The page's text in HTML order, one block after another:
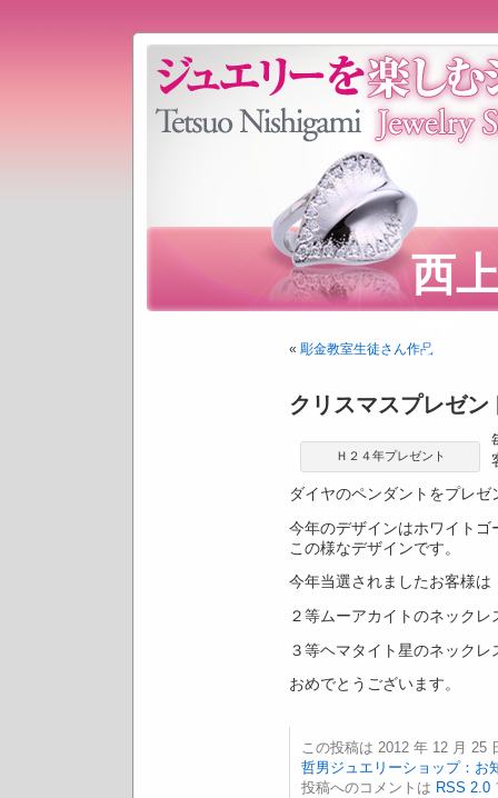
西
プ
« 彫金教室生徒さん作品
クリスマスプレゼン
Ｈ２４年プレゼント
ダイヤのペンダントをプレ
今年のデザインはホワイト
この様なデザインです。
今年当選されましたお客様
２等ムーアカイトのネック
３等ヘマタイト星のネック
おめでとうございます。
この投稿は 2012 年 12 月 25
哲男ジュエリーショップ：お
投稿へのコメントは RSS 2.0